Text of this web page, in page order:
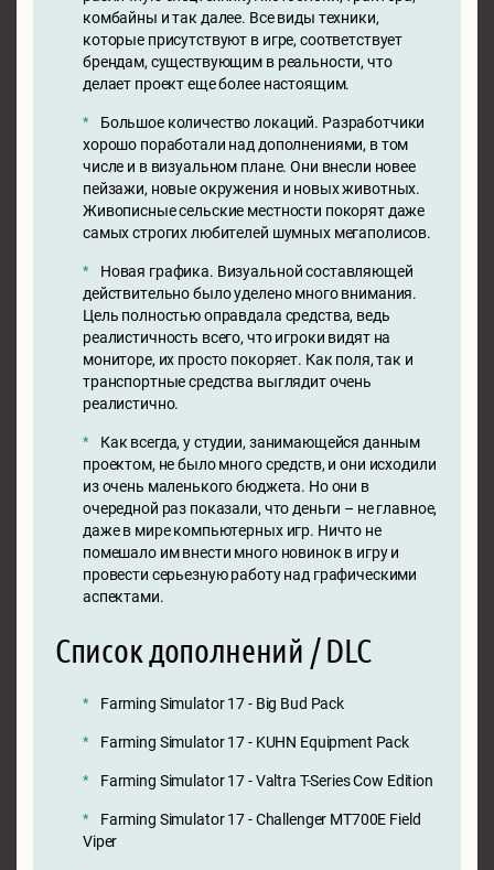
комбайны и так далее. Все виды техники,
которые присутствуют в игре, соответствует
брендам, существующим в реальности, что
делает проект еще более настоящим.
Большое количество локаций. Разработчики
хорошо поработали над дополнениями, в том
числе и в визуальном плане. Они внесли новее
пейзажи, новые окружения и новых животных.
Живописные сельские местности покорят даже
самых строгих любителей шумных мегаполисов.
Новая графика. Визуальной составляющей
действительно было уделено много внимания.
Цель полностью оправдала средства, ведь
реалистичность всего, что игроки видят на
мониторе, их просто покоряет. Как поля, так и
транспортные средства выглядит очень
реалистично.
Как всегда, у студии, занимающейся данным
проектом, не было много средств, и они исходили
из очень маленького бюджета. Но они в
очередной раз показали, что деньги – не главное,
даже в мире компьютерных игр. Ничто не
помешало им внести много новинок в игру и
провести серьезную работу над графическими
аспектами.
Список дополнений / DLC
Farming Simulator 17 - Big Bud Pack
Farming Simulator 17 - KUHN Equipment Pack
Farming Simulator 17 - Valtra T-Series Cow Edition
Farming Simulator 17 - Challenger MT700E Field
Viper